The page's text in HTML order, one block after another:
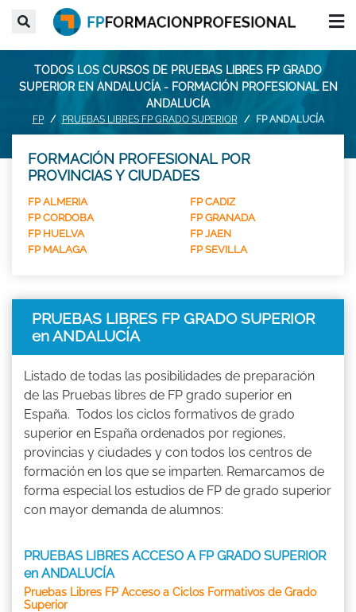
TODOS LOS CURSOS DE PRUEBAS LIBRES FP GRADO
SUPERIOR EN ANDALUCÍA - FORMACIÓN PROFESIONAL EN
ANDALUCÍA
FP PRUEBAS LIBRES FP GRADO SUPERIOR FP ANDALUCÍA
FORMACIÓN PROFESIONAL POR
PROVINCIAS Y CIUDADES
FP ALMERIA
FP CADIZ
FP CORDOBA
FP GRANADA
FP HUELVA
FP JAEN
FP MALAGA
FP SEVILLA
PRUEBAS LIBRES FP GRADO SUPERIOR
en ANDALUCÍA
Listado de todas las posibilidades de preparación
de las Pruebas libres de FP grado superior en
España. Todos los ciclos formativos de grado
superior en España ordenados por regiones,
provincias y ciudades y con todos los centros de
formación en los que se imparten. Remarcamos de
forma especial los estudios de FP de grado superior
con mayor demanda de alumnos:
PRUEBAS LIBRES ACCESO A FP GRADO SUPERIOR
en ANDALUCÍA
Pruebas Libres FP Acceso a Ciclos Formativos de Grado
Superior